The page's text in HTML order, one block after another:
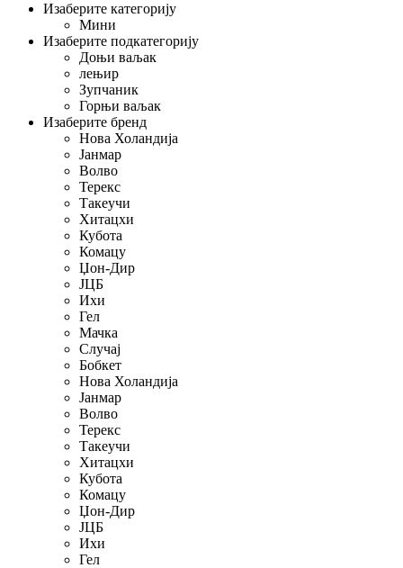
Изаберите категорију
Мини
Изаберите подкатегорију
Доњи ваљак
лењир
Зупчаник
Горњи ваљак
Изаберите бренд
Нова Холандија
Јанмар
Волво
Терекс
Такеучи
Хитацхи
Кубота
Комацу
Џон-Дир
ЈЦБ
Ихи
Гел
Мачка
Случај
Бобкет
Нова Холандија
Јанмар
Волво
Терекс
Такеучи
Хитацхи
Кубота
Комацу
Џон-Дир
ЈЦБ
Ихи
Гел